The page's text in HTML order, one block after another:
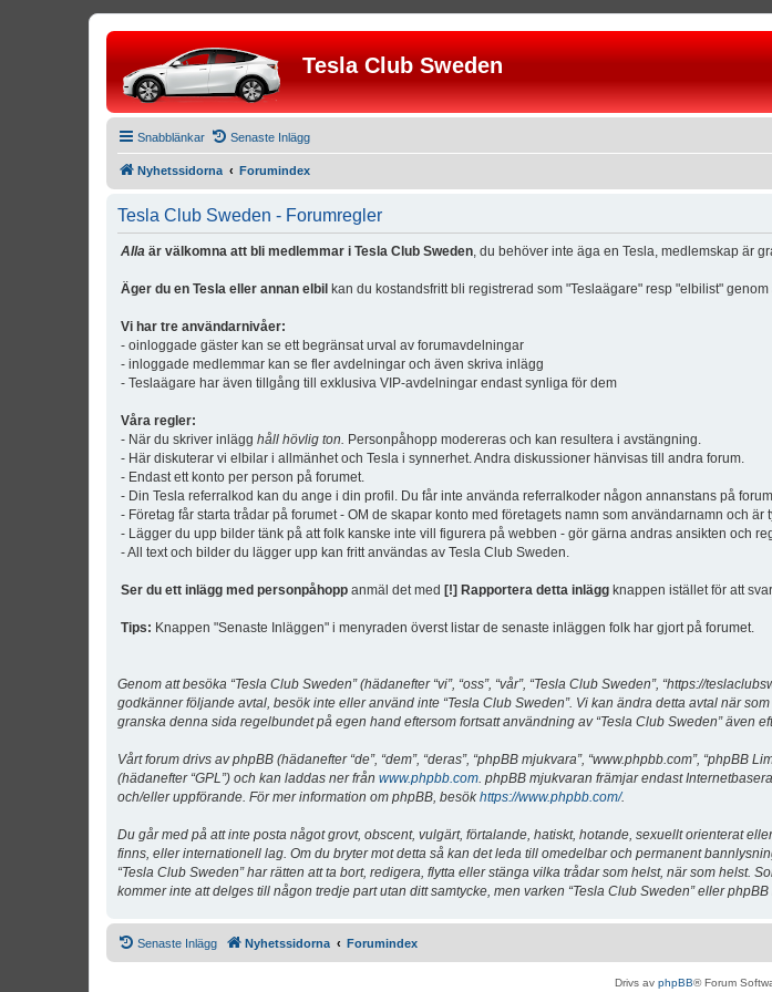
Tesla Club Sweden
Snabblänkar Senaste Inlägg
Nyhetssidorna Forumindex
Tesla Club Sweden - Forumregler
Alla är välkomna att bli medlemmar i Tesla Club Sweden, du behöver inte äga en Tesla, medlemskap är
Äger du en Tesla eller annan elbil kan du kostandsfritt bli registrerad som "Teslaägare" resp "elbilist"
Vi har tre användarnivåer:
- oinloggade gäster kan se ett begränsat urval av forumavdelningar
- inloggade medlemmar kan se fler avdelningar och även skriva inlägg
- Teslaägare har även tillgång till exklusiva VIP-avdelningar endast synliga för dem
Våra regler:
- När du skriver inlägg håll hövlig ton. Personpåhopp modereras och kan resultera i avstängning.
- Här diskuterar vi elbilar i allmänhet och Tesla i synnerhet. Andra diskussioner hänvisas till andra forum.
- Endast ett konto per person på forumet.
- Din Tesla referralkod kan du ange i din profil. Du får inte använda referralkoder någon annanstans på
- Företag får starta trådar på forumet - OM de skapar konto med företagets namn som användarnamn och
- Lägger du upp bilder tänk på att folk kanske inte vill figurera på webben - gör gärna andras ansikten och
- All text och bilder du lägger upp kan fritt användas av Tesla Club Sweden.
Ser du ett inlägg med personpåhopp anmäl det med [!] Rapportera detta inlägg knappen istället för att
Tips: Knappen "Senaste Inläggen" i menyraden överst listar de senaste inläggen folk har gjort på forumet.
Genom att besöka “Tesla Club Sweden” (hädanefter “vi”, “oss”, “vår”, “Tesla Club Sweden”, “https://
godkänner följande avtal, besök inte eller använd inte “Tesla Club Sweden”. Vi kan ändra detta avtal när
granska denna sida regelbundet på egen hand eftersom fortsatt användning av “Tesla Club Sweden” även
Vårt forum drivs av phpBB (hädanefter “de”, “dem”, “deras”, “phpBB mjukvara”, “www.phpbb.com”, “phpBB
(hädanefter “GPL”) och kan laddas ner från www.phpbb.com. phpBB mjukvaran främjar endast
och/eller uppförande. För mer information om phpBB, besökhttps://www.phpbb.com/.
Du går med på att inte posta något grovt, obscent, vulgärt, förtalande, hatiskt, hotande, sexuellt orienterat
finns, eller internationell lag. Om du bryter mot detta så kan det leda till omedelbar och permanent
“Tesla Club Sweden” har rätten att ta bort, redigera, flytta eller stänga vilka trådar som helst, när som
kommer inte att delges till någon tredje part utan ditt samtycke, men varken “Tesla Club Sweden” eller
Senaste Inlägg Nyhetssidorna Forumindex
Drivs av phpBB® Forum